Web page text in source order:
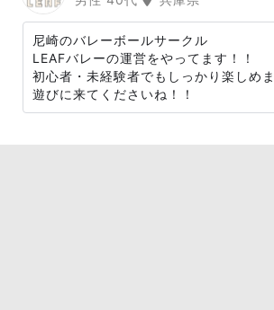
尼崎のバレーボールサークル
LEAFバレーの運営をやってます！！
初心者・未経験者でもしっかり楽しめ
遊びに来てくださいね！！